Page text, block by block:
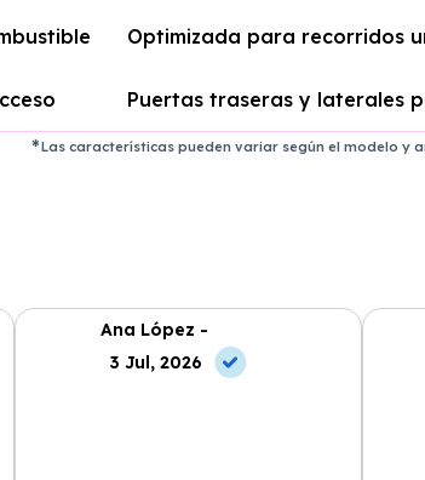
Optimizada para recorridos
Puertas traseras y laterales
Las características pueden variar según el modelo y
Ana López -
3 Jul, 2026